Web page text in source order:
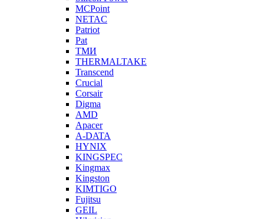
MCPoint
NETAC
Patriot
Pat
ТМИ
THERMALTAKE
Transcend
Crucial
Corsair
Digma
AMD
Apacer
A-DATA
HYNIX
KINGSPEC
Kingmax
Kingston
KIMTIGO
Fujitsu
GEIL